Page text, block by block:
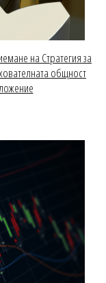
на Стратегия за
общност